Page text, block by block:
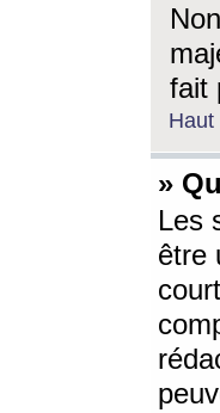
fait
Haut
»
Les
être